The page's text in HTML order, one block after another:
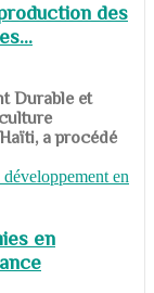
des
Durable et
a procédé
en